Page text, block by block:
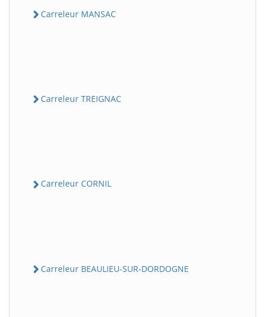
Carreleur MANSAC
Carreleur TREIGNAC
Carreleur CORNIL
Carreleur BEAULIEU-SUR-DORDOGNE